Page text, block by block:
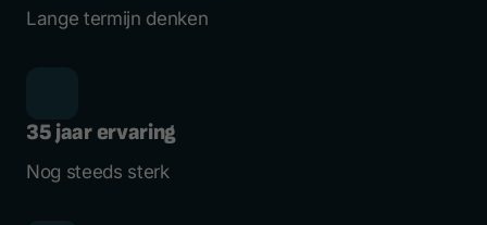
Lange termijn denken
35 jaar ervaring
Nog steeds sterk